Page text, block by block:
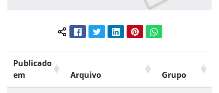
Compartilhar conteúdo:
FacebookTwitterLinkedInPinterestWhatsApp
Publicado
em
Arquivo Grupo